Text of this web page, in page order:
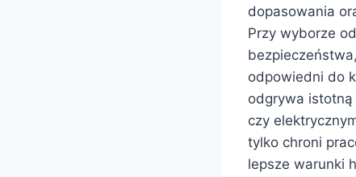
dopasowania
Przy wyborze
odpowiedni do
odgrywa istotną
czy
tylko chroni
lepsze warunki